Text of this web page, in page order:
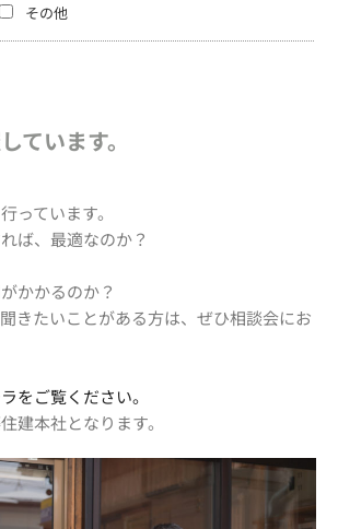
その他
ています。
っています。
ば、最適なのか？
かかるのか？
きたいことがある方は、ぜひ相談会にお
をご覧ください。
建本社となります。